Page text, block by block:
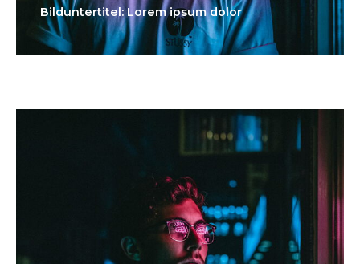
Bilduntertitel: Lorem ipsum dolor